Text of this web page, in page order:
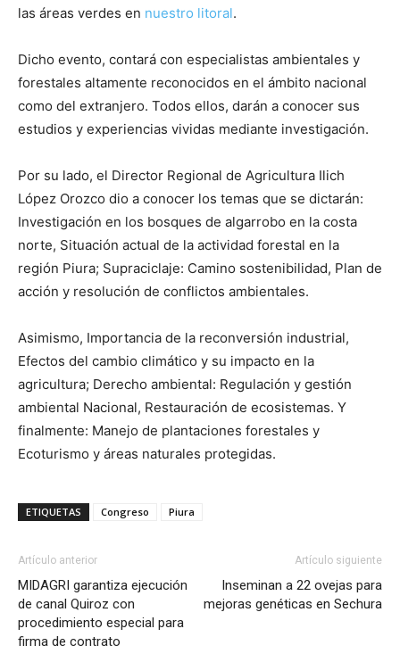
las áreas verdes en nuestro litoral.
Dicho evento, contará con especialistas ambientales y
forestales altamente reconocidos en el ámbito nacional
como del extranjero. Todos ellos, darán a conocer sus
estudios y experiencias vividas mediante investigación.
Por su lado, el Director Regional de Agricultura Ilich
López Orozco dio a conocer los temas que se dictarán:
Investigación en los bosques de algarrobo en la costa
norte, Situación actual de la actividad forestal en la
región Piura; Supraciclaje: Camino sostenibilidad, Plan de
acción y resolución de conflictos ambientales.
Asimismo, Importancia de la reconversión industrial,
Efectos del cambio climático y su impacto en la
agricultura; Derecho ambiental: Regulación y gestión
ambiental Nacional, Restauración de ecosistemas. Y
finalmente: Manejo de plantaciones forestales y
Ecoturismo y áreas naturales protegidas.
ETIQUETAS Congreso Piura
Artículo anterior
MIDAGRI garantiza ejecución
de canal Quiroz con
procedimiento especial para
firma de contrato
Artículo siguiente
Inseminan a 22 ovejas para
mejoras genéticas en Sechura